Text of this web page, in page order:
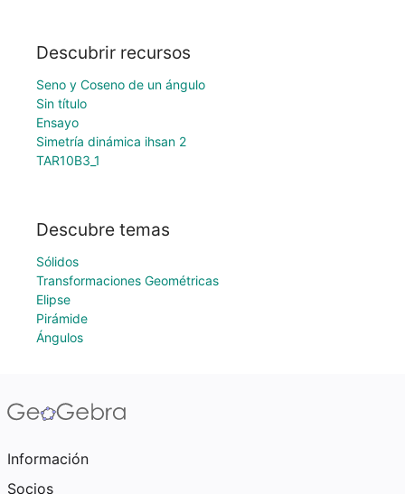
Descubrir recursos
Seno y Coseno de un ángulo
Sin título
Ensayo
Simetría dinámica ihsan 2
TAR10B3_1
Descubre temas
Sólidos
Transformaciones Geométricas
Elipse
Pirámide
Ángulos
Información
Socios